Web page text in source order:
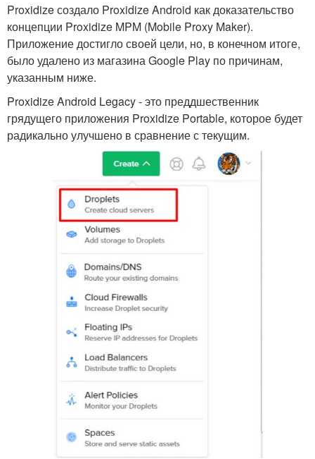
Proxidize создало Proxidize Android как доказательство
концепции Proxidize MPM (Mobile Proxy Maker).
Приложение достигло своей цели, но, в конечном итоге,
было удалено из магазина Google Play по причинам,
указанным ниже.
Proxidize Android Legacy - это преддшественник
грядущего приложения Proxidize Portable, которое будет
радикально улучшено в сравнение с текущим.